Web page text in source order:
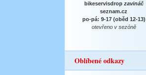
bikeservisdrop zavináč
seznam.cz
po-pá: 9-17 (oběd 12-13)
otevřeno v sezóně
Oblíbené odkazy